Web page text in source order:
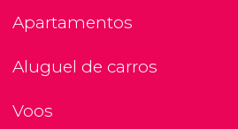
Apartamentos
Aluguel de carros
Voos